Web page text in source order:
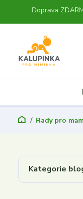
Doprava
Rady pro
Kategorie